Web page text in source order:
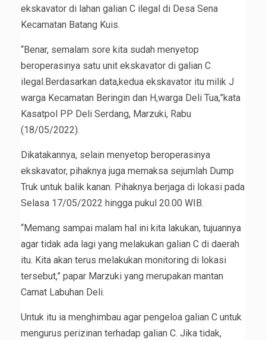
ekskavator di lahan galian C ilegal di Desa Sena
Kecamatan Batang Kuis.
“Benar, semalam sore kita sudah menyetop
beroperasinya satu unit ekskavator di galian C
ilegal.Berdasarkan data,kedua ekskavator itu milik J
warga Kecamatan Beringin dan H,warga Deli Tua,”kata
Kasatpol PP Deli Serdang, Marzuki, Rabu
(18/05/2022).
Dikatakannya, selain menyetop beroperasinya
ekskavator, pihaknya juga memaksa sejumlah Dump
Truk untuk balik kanan. Pihaknya berjaga di lokasi pada
Selasa 17/05/2022 hingga pukul 20.00 WIB.
“Memang sampai malam hal ini kita lakukan, tujuannya
agar tidak ada lagi yang melakukan galian C di daerah
itu. Kita akan terus melakukan monitoring di lokasi
tersebut,” papar Marzuki yang merupakan mantan
Camat Labuhan Deli.
Untuk itu ia menghimbau agar pengeloa galian C untuk
mengurus perizinan terhadap galian C. Jika tidak,